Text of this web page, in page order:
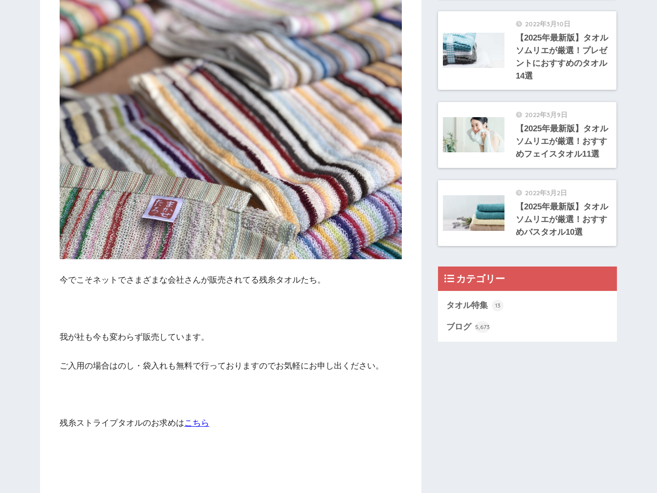
今でこそネットでさまざまな会社さんが販売されてる残糸タオルたち。
我が社も今も変わらず販売しています。
ご入用の場合はのし・袋入れも無料で行っておりますのでお気軽にお申し出ください。
残糸ストライプタオルのお求めはこちら
2022年3月10日
【2025年最新版】タオル
ソムリエが厳選！プレゼ
ントにおすすめのタオル
14選
2022年3月9日
【2025年最新版】タオル
ソムリエが厳選！おすす
めフェイスタオル11選
2022年3月2日
【2025年最新版】タオル
ソムリエが厳選！おすす
めバスタオル10選
カテゴリー
タオル特集 13
ブログ 5,673